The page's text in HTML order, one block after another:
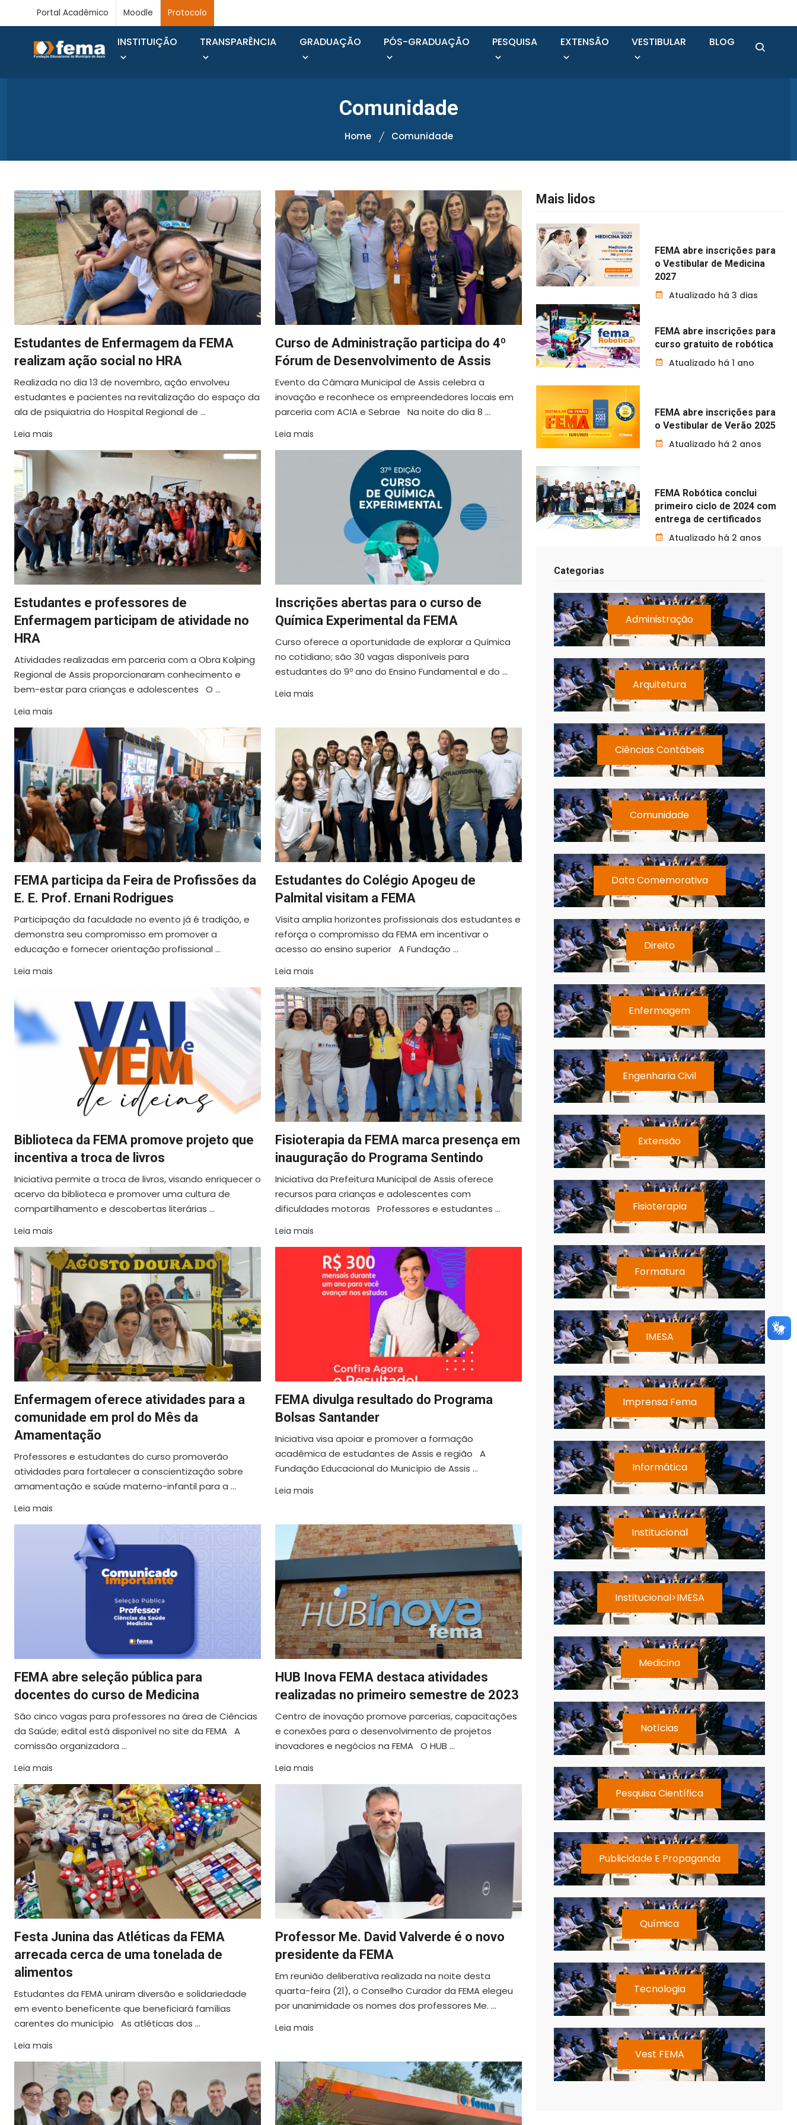
Portal Acadêmico Moodle Protocolo
INSTITUIÇÃO TRANSPARÊNCIA GRADUAÇÃO PÓS-GRADUAÇÃO PESQUISA EXTENSÃO VESTIBULAR BLOG
Comunidade
Home Comunidade
Estudantes de Enfermagem da FEMA
realizam ação social no HRA
Realizada no dia 13 de novembro, ação envolveu
estudantes e pacientes na revitalização do espaço da
ala de psiquiatria do Hospital Regional de ...
Leia mais
Curso de Administração participa do 4º
Fórum de Desenvolvimento de Assis
Evento da Câmara Municipal de Assis celebra a
inovação e reconhece os empreendedores locais em
parceria com ACIA e Sebrae Na noite do dia 8 ...
Leia mais
Estudantes e professores de
Enfermagem participam de atividade no
HRA
Atividades realizadas em parceria com a Obra Kolping
Regional de Assis proporcionaram conhecimento e
bem-estar para crianças e adolescentes O ...
Leia mais
Inscrições abertas para o curso de
Química Experimental da FEMA
Curso oferece a oportunidade de explorar a Química
no cotidiano; são 30 vagas disponíveis para
estudantes do 9º ano do Ensino Fundamental e do ...
Leia mais
FEMA participa da Feira de Profissões da
E. E. Prof. Ernani Rodrigues
Participação da faculdade no evento já é tradição, e
demonstra seu compromisso em promover a
educação e fornecer orientação profissional ...
Leia mais
Estudantes do Colégio Apogeu de
Palmital visitam a FEMA
Visita amplia horizontes profissionais dos estudantes e
reforça o compromisso da FEMA em incentivar o
acesso ao ensino superior A Fundação ...
Leia mais
Biblioteca da FEMA promove projeto que
incentiva a troca de livros
Iniciativa permite a troca de livros, visando enriquecer o
acervo da biblioteca e promover uma cultura de
compartilhamento e descobertas literárias ...
Leia mais
Fisioterapia da FEMA marca presença em
inauguração do Programa Sentindo
Iniciativa da Prefeitura Municipal de Assis oferece
recursos para crianças e adolescentes com
dificuldades motoras Professores e estudantes ...
Leia mais
Enfermagem oferece atividades para a
comunidade em prol do Mês da
Amamentação
Professores e estudantes do curso promoverão
atividades para fortalecer a conscientização sobre
amamentação e saúde materno-infantil para a ...
Leia mais
FEMA divulga resultado do Programa
Bolsas Santander
Iniciativa visa apoiar e promover a formação
acadêmica de estudantes de Assis e região A
Fundação Educacional do Município de Assis ...
Leia mais
FEMA abre seleção pública para
docentes do curso de Medicina
São cinco vagas para professores na área de Ciências
da Saúde; edital está disponível no site da FEMA A
comissão organizadora ...
Leia mais
HUB Inova FEMA destaca atividades
realizadas no primeiro semestre de 2023
Centro de inovação promove parcerias, capacitações
e conexões para o desenvolvimento de projetos
inovadores e negócios na FEMA O HUB ...
Leia mais
Festa Junina das Atléticas da FEMA
arrecada cerca de uma tonelada de
alimentos
Estudantes da FEMA uniram diversão e solidariedade
em evento beneficente que beneficiará famílias
carentes do município As atléticas dos ...
Leia mais
Professor Me. David Valverde é o novo
presidente da FEMA
Em reunião deliberativa realizada na noite desta
quarta-feira (21), o Conselho Curador da FEMA elegeu
por unanimidade os nomes dos professores Me. ...
Leia mais
Mais lidos
FEMA abre inscrições para
o Vestibular de Medicina
2027
Atualizado há 3 dias
FEMA abre inscrições para
curso gratuito de robótica
Atualizado há 1 ano
FEMA abre inscrições para
o Vestibular de Verão 2025
Atualizado há 2 anos
FEMA Robótica conclui
primeiro ciclo de 2024 com
entrega de certificados
Atualizado há 2 anos
Categorias
Administração
Arquitetura
Ciências Contábeis
Comunidade
Data Comemorativa
Direito
Enfermagem
Engenharia Civil
Extensão
Fisioterapia
Formatura
IMESA
Imprensa Fema
Informática
Institucional
Institucional>IMESA
Medicina
Notícias
Pesquisa Científica
Publicidade E Propaganda
Química
Tecnologia
Vest FEMA